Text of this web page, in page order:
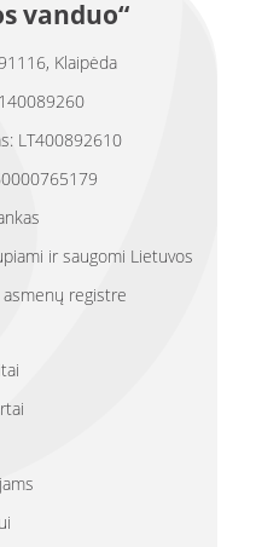
vanduo“
Klaipėda
LT400892610
ir saugomi Lietuvos
registre